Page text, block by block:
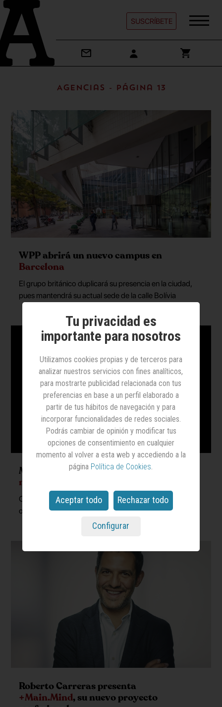
SUSCRÍBETE
Agencias - Página 13
WPP abrirá un nuevo campus en
Barcelona
El grupo británico duplicará su presencia en la ciudad,
pues mantendrá su actual sede de la calle Bolívia
Marina Leite aterriza en elárea de
negocio
Ocupará el nuevo cargo de ‘head of business’ en su
oficina de Madrid
Roberto Carreras presenta
+Main.Mind, su nuevo proyecto
Tu privacidad es
importante para nosotros
Utilizamos cookies propias y de terceros para
analizar nuestros servicios con fines analíticos,
para mostrarte publicidad relacionada con tus
preferencias en base a un perfil elaborado a
partir de tus hábitos de navegación y para
incorporar funcionalidades de redes sociales.
Podrás cambiar de opinión y modificar tus
opciones de consentimiento en cualquier
momento al volver a esta web y accediendo a la
página Política de Cookies.
Aceptar todo Rechazar todo
Configurar